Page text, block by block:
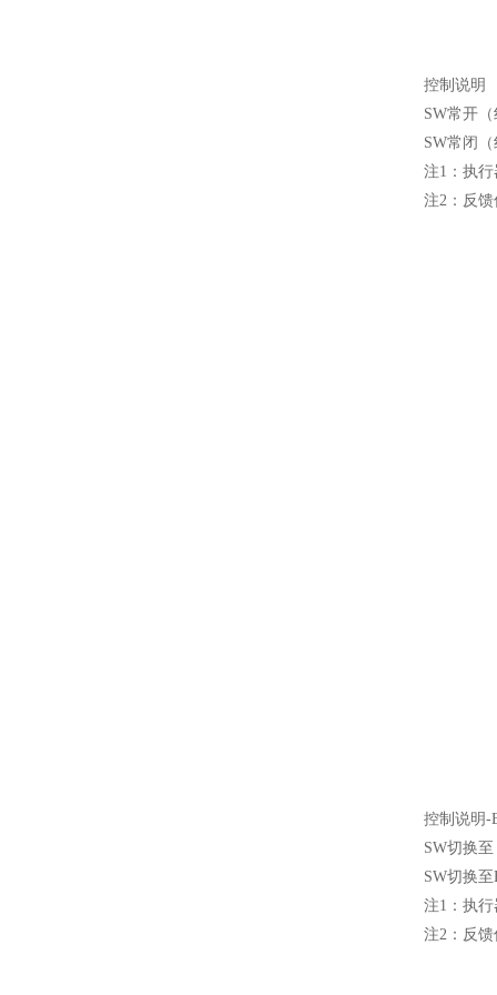
控制说明
SW常开
SW常闭
注1：执
注2：反
控制说明-
SW切换
SW切换
注1：执
注2：反